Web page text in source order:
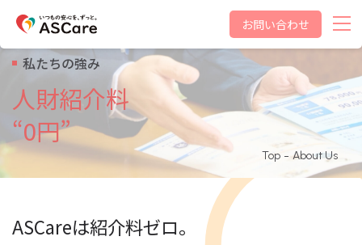
お問い合わせ
私たちの強み
人財紹介料
“0円”
Top About Us
ASCareは紹介料ゼロ。